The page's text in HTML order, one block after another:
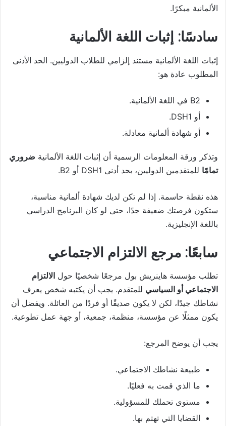
الألمانية مبكرًا.
سادسًا: إثبات اللغة الألمانية
إثبات اللغة الألمانية مستند إلزامي للطلاب الدوليين. الحد الأدنى
المطلوب عادة هو:
B2 في اللغة الألمانية.
أو DSH1.
أو شهادة ألمانية معادلة.
وتذكر ورقة المعلومات الرسمية أن إثبات اللغة الألمانية ضروري
تمامًا للمتقدمين الدوليين، بحد أدنى DSH1 أو B2.
هذه نقطة حاسمة. إذا لم تكن لديك شهادة ألمانية مناسبة،
ستكون فرصتك ضعيفة جدًا، حتى لو كان البرنامج الدراسي
باللغة الإنجليزية.
سابعًا: مرجع الالتزام الاجتماعي
تطلب مؤسسة هاينريش بول مرجعًا شخصيًا حول الالتزام
الاجتماعي أو السياسي للمتقدم. يجب أن يكتبه شخص يعرف
نشاطك جيدًا، لكن لا يكون صديقًا أو فردًا من العائلة. ويفضل أن
يكون ممثلًا عن مؤسسة، منظمة، جمعية، أو جهة عمل تطوعية.
يجب أن يوضح المرجع:
طبيعة نشاطك الاجتماعي.
ما الذي قمت به فعليًا.
مستوى تحملك للمسؤولية.
القضايا التي تهتم بها.